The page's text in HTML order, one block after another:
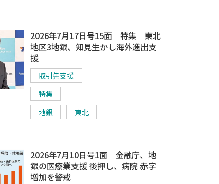
2026年7月17日号15面 特集 東北
地区3地銀、知見生かし海外進出支
援
取引先支援
特集
地銀
東北
2026年7月10日号1面 金融庁、地
銀の医療業支援 後押し、病院 赤字
増加を警戒